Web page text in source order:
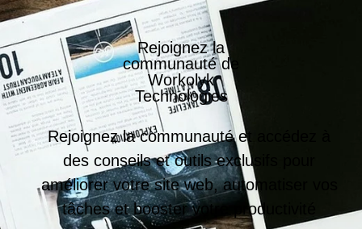
Rejoignez la
communauté de
Workolyk
Technologies
Rejoignez la communauté et accédez à
des conseils et outils exclusifs pour
améliorer votre site web, automatiser vos
tâches et booster votre productivité